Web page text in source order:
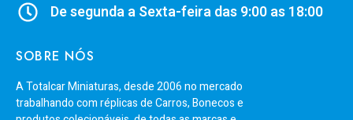
De segunda a Sexta-feira das 9:00 as 18:00
SOBRE NÓS
A Totalcar Miniaturas, desde 2006 no mercado
trabalhando com réplicas de Carros, Bonecos e